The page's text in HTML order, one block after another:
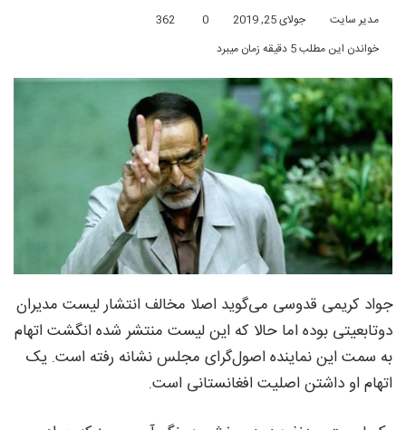
مدیر سایت جولای 25, 2019 0
362
خواندن این مطلب 5 دقیقه زمان میبرد
جواد کریمی قدوسی می‌گوید اصلا مخالف انتشار لیست مدیران
دوتابعیتی بوده اما حالا که این لیست منتشر شده انگشت اتهام
به سمت این نماینده اصول‌گرای مجلس نشانه رفته است. یک
اتهام او داشتن اصلیت افغانستانی است.